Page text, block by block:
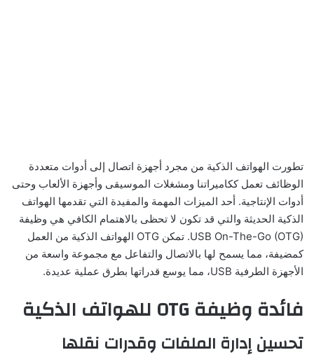
تطورت الهواتف الذكية من مجرد أجهزة اتصال إلى أدوات متعددة
الوظائف تعمل ككاميراتنا ومشغلات الموسيقى وأجهزة الألعاب وحتى
أدوات الإنتاجية. أحد الميزات المهمة والمفيدة التي تقدمها الهواتف
الذكية الحديثة والتي قد تكون لا تحظى بالاهتمام الكافي هي وظيفة
USB On-The-Go (OTG). تمكن OTG الهواتف الذكية من العمل
كمضيفة، مما يسمح لها بالاتصال والتفاعل مع مجموعة واسعة من
الأجهزة الطرفية USB، مما يوسع قدراتها بطرق عملية عديدة.
فائدة وظيفة OTG للهواتف الذكية
تحسين إدارة الملفات وقدرات نقلها